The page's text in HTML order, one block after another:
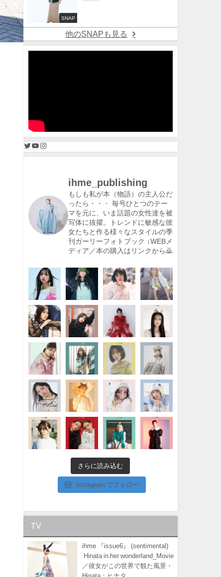
SNAP
他のSNAPも見る
ihme_publishing
もしも私が本（物語）の主人公だ
ったら・・・
毎号ひとつのテー
マを元に、いま話題の女性達を被
写体に抜擢。トレンドに敏感な彼
女たちと作る様々なスタイルの季
刊ガーリーフォトブック
↓WEBメ
ディア／本の購入はリンクから🙇
さらに読み込む
Instagram でフォロー
TV
ihme 『issue6』 (sentimental)
Hinata in her wonderland_Movie
／彼女がこの世界で観た風景・
Hinata：ヒナタ